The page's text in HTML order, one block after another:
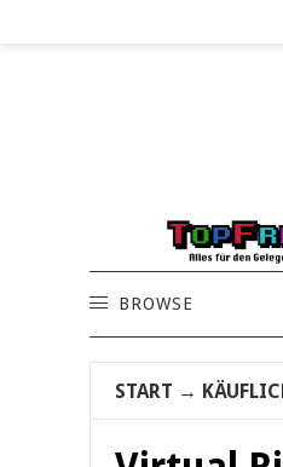
BROWSE
START →